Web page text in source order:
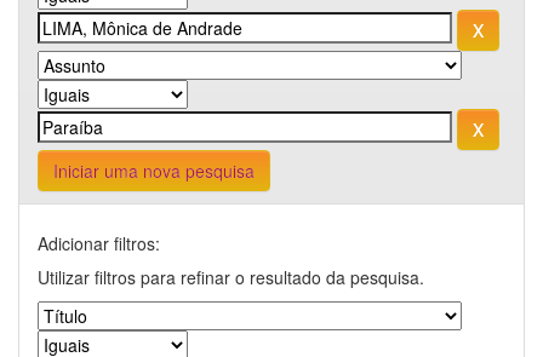
Iniciar uma nova pesquisa
Adicionar filtros:
Utilizar filtros para refinar o resultado da pesquisa.